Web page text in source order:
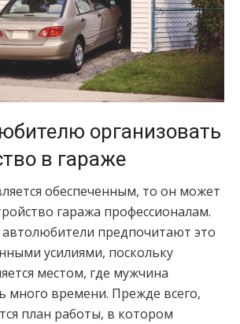
организовать
в гараже
обеспеченным, то он может
гаража профессионалам.
предпочитают это
усилиями, поскольку
местом, где мужчина
много времени. Прежде всего,
план работы, в котором